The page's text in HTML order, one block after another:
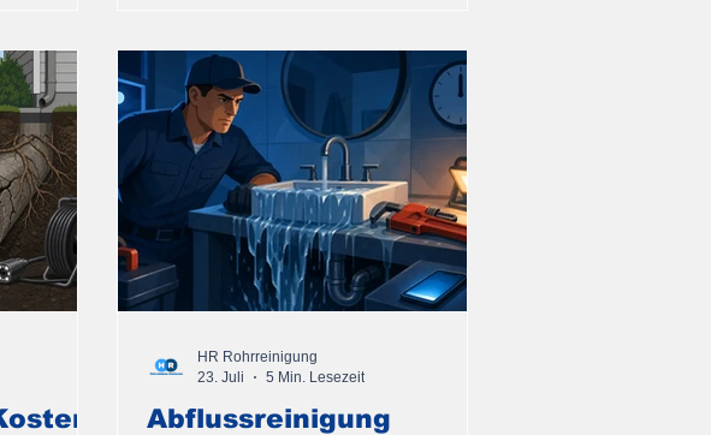
Abflussreinigung
HR Rohrreinigung
23. Juli
5 Min. Lesezeit